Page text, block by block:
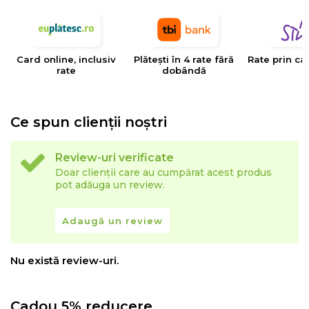
tesaturilor decorative, tapiteriilor si huselor pentru
mobilier. Creativitatea, designul, inovatia si calitatea
sunt valorile care determina stilul si traiectoria Eysa inca
Card online, inclusiv
rate
Plătești în 4 rate fără
dobândă
Rate prin
Ce spun clienții noștri
Review-uri verificate
Doar clienții care au cumpărat acest produs
pot adăuga un review.
Adaugă un review
Nu există review-uri.